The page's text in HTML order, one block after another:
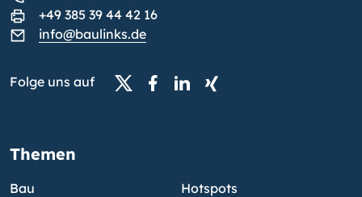
+49 385 39 44 42 16
info@baulinks.de
Folge uns auf
Themen
Bau
Hotspots